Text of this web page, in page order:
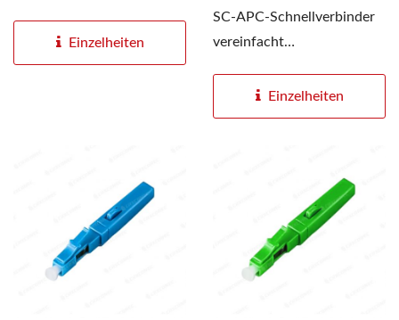
insbesondere...Einzelheiten
SC-APC-Schnellverbinder
vereinfacht
durch...
Einzelheiten